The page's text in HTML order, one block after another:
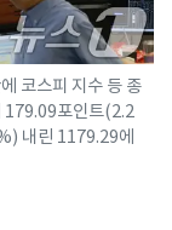
코스피 지수 등 종
179.09포인트(2.2
내린 1179.29에